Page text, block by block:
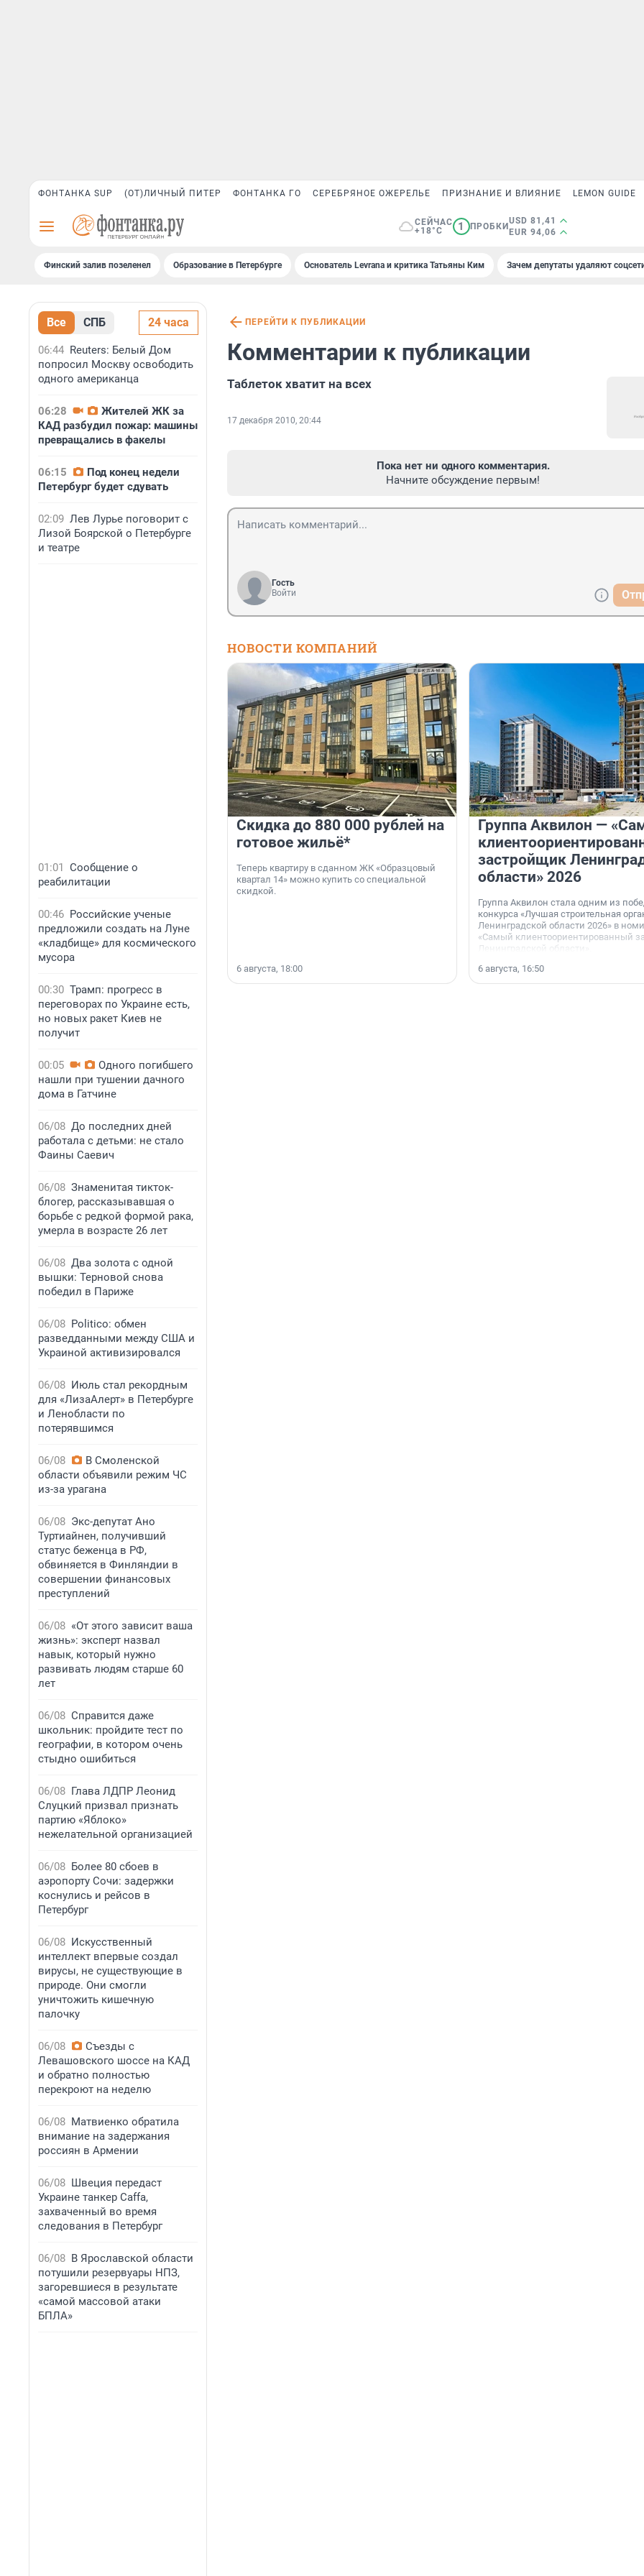
ФОНТАНКА SUP (ОТ)ЛИЧНЫЙ ПИТЕР ФОНТАНКА ГО СЕРЕБРЯНОЕ ОЖЕРЕЛЬЕ ПРИЗНАНИЕ И ВЛИЯНИЕ LEMON GUIDE
СЕЙЧАС
+18°C
1 ПРОБКИ
USD 81,41
EUR 94,06
Финский залив позеленел Образование в Петербурге Основатель Levrana и критика Татьяны Ким Зачем депутаты удаляют
Все СПБ 24 часа
06:44 Reuters: Белый Дом
попросил Москву освободить
одного американца
06:28
Жителей ЖК за
КАД разбудил пожар: машины
превращались в факелы
06:15
Под конец недели
Петербург будет сдувать
02:09 Лев Лурье поговорит с
Лизой Боярской о Петербурге
и театре
01:01 Сообщение о
реабилитации
00:46 Российские ученые
предложили создать на Луне
«кладбище» для космического
мусора
00:30 Трамп: прогресс в
переговорах по Украине есть,
но новых ракет Киев не
получит
00:05
Одного погибшего
нашли при тушении дачного
дома в Гатчине
06/08 До последних дней
работала с детьми: не стало
Фаины Саевич
06/08 Знаменитая тикток-
блогер, рассказывавшая о
борьбе с редкой формой рака,
умерла в возрасте 26 лет
06/08 Два золота с одной
вышки: Терновой снова
победил в Париже
06/08 Politico: обмен
разведданными между США и
Украиной активизировался
06/08 Июль стал рекордным
для «ЛизаАлерт» в Петербурге
и Ленобласти по
потерявшимся
06/08
В Смоленской
области объявили режим ЧС
из-за урагана
06/08 Экс-депутат Ано
Туртиайнен, получивший
статус беженца в РФ,
обвиняется в Финляндии в
совершении финансовых
преступлений
06/08 «От этого зависит ваша
жизнь»: эксперт назвал
навык, который нужно
развивать людям старше 60
лет
06/08 Справится даже
школьник: пройдите тест по
географии, в котором очень
стыдно ошибиться
06/08 Глава ЛДПР Леонид
Слуцкий призвал признать
партию «Яблоко»
нежелательной организацией
06/08 Более 80 сбоев в
аэропорту Сочи: задержки
коснулись и рейсов в
Петербург
06/08 Искусственный
интеллект впервые создал
вирусы, не существующие в
природе. Они смогли
уничтожить кишечную
палочку
06/08
Съезды с
Левашовского шоссе на КАД
и обратно полностью
перекроют на неделю
06/08 Матвиенко обратила
внимание на задержания
россиян в Армении
06/08 Швеция передаст
Украине танкер Caffa,
захваченный во время
следования в Петербург
06/08 В Ярославской области
потушили резервуары НПЗ,
загоревшиеся в результате
«самой массовой атаки
БПЛА»
ПЕРЕЙТИ К ПУБЛИКАЦИИ
Комментарии к публикации
Таблеток хватит на всех
17 декабря 2010, 20:44
Пока нет ни одного комментария.
Начните обсуждение первым!
Гость
Войти
НОВОСТИ КОМПАНИЙ
Скидка до 880 000 рублей на
готовое жильё*
Теперь квартиру в сданном ЖК «Образцовый
квартал 14» можно купить со специальной
скидкой.
6 августа, 18:00
Группа Аквилон —
застройщик
области» 2026
Группа Аквилон стала одним из
конкурса «Лучшая строительная
Ленинградской области 2026» в
«Самый клиентоориентированный
Ленинградской области».
6 августа, 16:50